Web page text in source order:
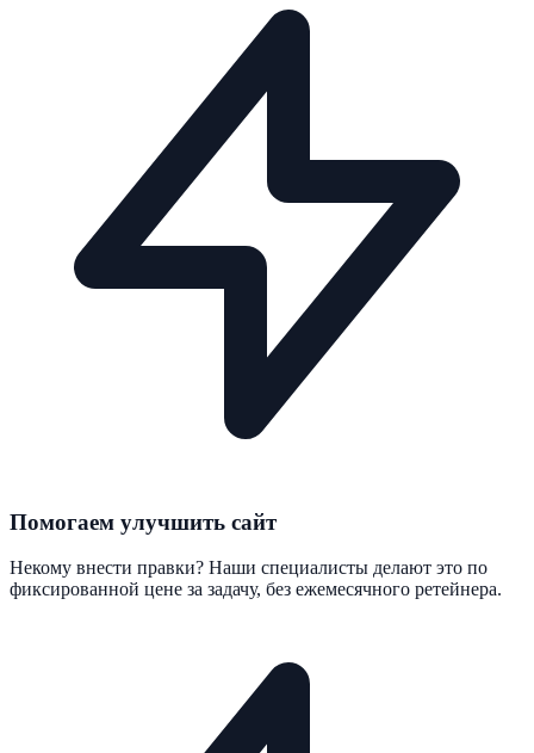
Помогаем улучшить сайт
Некому внести правки? Наши специалисты делают это по
фиксированной цене за задачу, без ежемесячного ретейнера.